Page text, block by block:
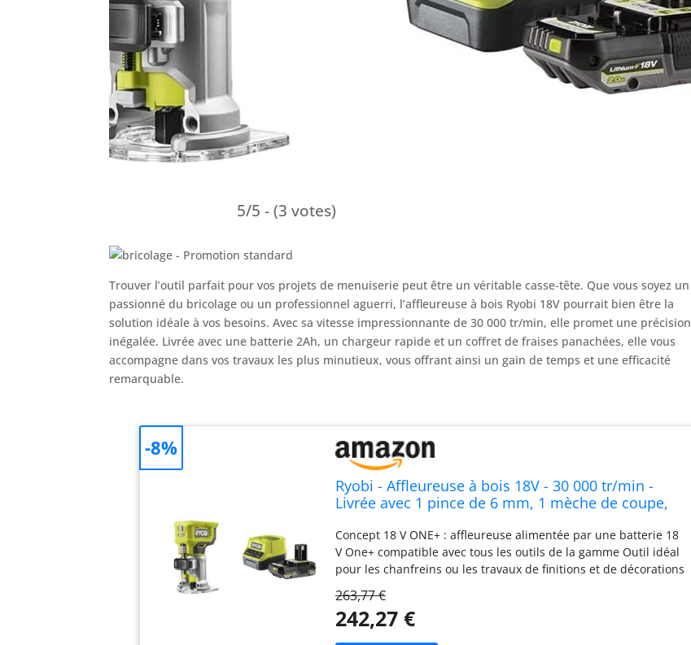
5/5 - (3 votes)
Trouver l’outil parfait pour vos projets de menuiserie peut être un véritable casse-tête. Que vous soyez un
passionné du bricolage ou un professionnel aguerri, l’affleureuse à bois Ryobi 18V pourrait bien être la
solution idéale à vos besoins. Avec sa vitesse impressionnante de 30 000 tr/min, elle promet une précision
inégalée. Livrée avec une batterie 2Ah, un chargeur rapide et un coffret de fraises panachées, elle vous
accompagne dans vos travaux les plus minutieux, vous offrant ainsi un gain de temps et une efficacité
remarquable.
Ryobi - Affleureuse à bois 18V - 30 000 tr/min -
Livrée avec 1 pince de 6 mm, 1 mèche de coupe,
coffret de 5 fraises panachées (6mm)
Concept 18 V ONE+ : affleureuse alimentée par une batterie 18
V One+ compatible avec tous les outils de la gamme Outil idéal
pour les chanfreins ou les travaux de finitions et de décorations
et outils de bricolage et de jardinage avec la même batterie
pour plus de 200 outils. Ces batteries sont sans effet de
263,77 €
242,27 €
-8%